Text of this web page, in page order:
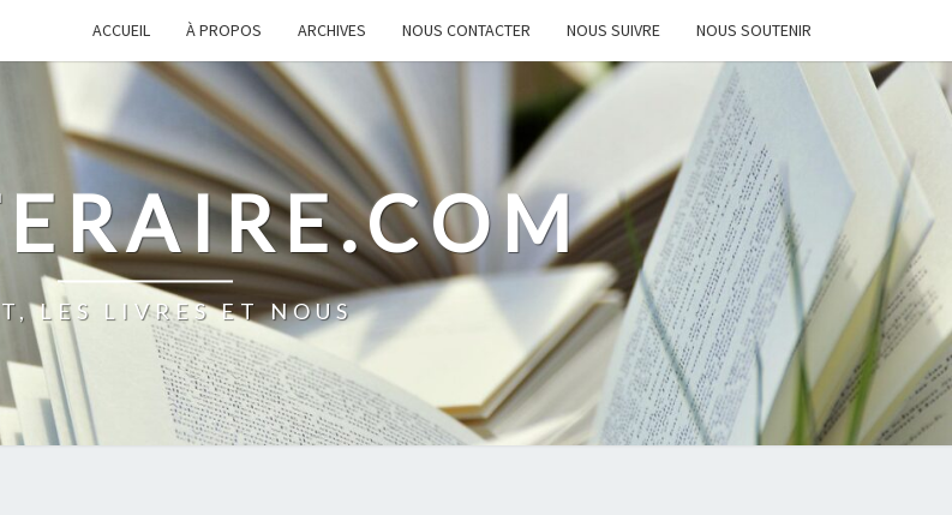
ACCUEIL À PROPOS ARCHIVES NOUS CONTACTER NOUS SUIVRE NOUS SOUTENIR
LES LIVRES ET NOUS